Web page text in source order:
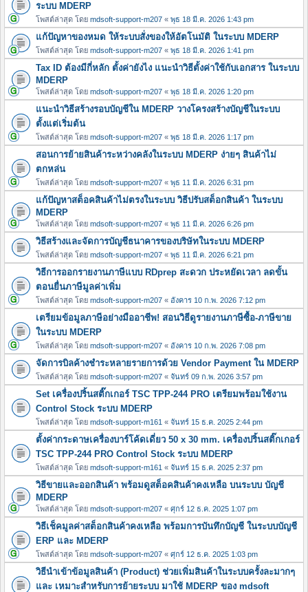
ระบบ MDERP
โพสต์ล่าสุด โดย mdsoft-support-m207 « พุธ 18 มี.ค. 2026 1:43 pm
แก้ปัญหาของหมด ให้ระบบสั่งของให้อัตโนมัติ ในระบบ MDERP
โพสต์ล่าสุด โดย mdsoft-support-m207 « พุธ 18 มี.ค. 2026 1:41 pm
Tax ID ต้องมีกี่หลัก ตั้งค่ายังไง แนะนำวิธีตั้งค่าใช้กับเอกสาร ในระบบ
MDERP
โพสต์ล่าสุด โดย mdsoft-support-m207 « พุธ 18 มี.ค. 2026 1:20 pm
แนะนำวิธีสร้างรอบบัญชีใน MDERP วางโครงสร้างบัญชีในระบบ
ตั้งแต่เริ่มต้น
โพสต์ล่าสุด โดย mdsoft-support-m207 « พุธ 18 มี.ค. 2026 1:17 pm
สอนการย้ายสินค้าระหว่างคลังในระบบ MDERP ง่ายๆ สินค้าไม่
ตกหล่น
โพสต์ล่าสุด โดย mdsoft-support-m207 « พุธ 11 มี.ค. 2026 6:31 pm
แก้ปัญหาสต็อคสินค้าไม่ตรงในระบบ วิธีปรับสต็อกสินค้า ในระบบ
MDERP
โพสต์ล่าสุด โดย mdsoft-support-m207 « พุธ 11 มี.ค. 2026 6:26 pm
วิธีสร้างและจัดการบัญชีธนาคารของบริษัทในระบบ MDERP
โพสต์ล่าสุด โดย mdsoft-support-m207 « พุธ 11 มี.ค. 2026 6:21 pm
วิธีการออกรายงานภาษีแบบ RDprep สะดวก ประหยัดเวลา ลดขั้น
ตอนยื่นภาษีมูลค่าเพิ่ม
โพสต์ล่าสุด โดย mdsoft-support-m207 « อังคาร 10 ก.พ. 2026 7:12 pm
เตรียมข้อมูลภาษีอย่างมืออาชีพ! สอนวิธีดูรายงานภาษีซื้อ-ภาษีขาย
ในระบบ MDERP
โพสต์ล่าสุด โดย mdsoft-support-m207 « อังคาร 10 ก.พ. 2026 7:08 pm
จัดการบิลค้างชำระหลายรายการด้วย Vendor Payment ใน MDERP
โพสต์ล่าสุด โดย mdsoft-support-m207 « จันทร์ 09 ก.พ. 2026 3:57 pm
Set เครื่องปริ้นสติ๊กเกอร์ TSC TPP-244 PRO เตรียมพร้อมใช้งาน
Control Stock ระบบ MDERP
โพสต์ล่าสุด โดย mdsoft-support-m161 « จันทร์ 15 ธ.ค. 2025 2:44 pm
ตั้งค่ากระดาษเครื่องบาร์โค้ดเดี่ยว 50 x 30 mm. เครื่องปริ้นสติ๊กเกอร์
TSC TPP-244 PRO Control Stock ระบบ MDERP
โพสต์ล่าสุด โดย mdsoft-support-m161 « จันทร์ 15 ธ.ค. 2025 2:37 pm
วิธีขายและออกสินค้า พร้อมดูสต็อคสินค้าคงเหลือ บนระบบ บัญชี
MDERP
โพสต์ล่าสุด โดย mdsoft-support-m207 « ศุกร์ 12 ธ.ค. 2025 1:07 pm
วิธีเช็คมูลค่าสต็อกสินค้าคงเหลือ พร้อมการบันทึกบัญชี ในระบบบัญชี
ERP และ MDERP
โพสต์ล่าสุด โดย mdsoft-support-m207 « ศุกร์ 12 ธ.ค. 2025 1:03 pm
วิธีนำเข้าข้อมูลสินค้า (Product) ช่วยเพิ่มสินค้าในระบบครั้งละมากๆ
และ เหมาะสำหรับการย้ายระบบ มาใช้ MDERP ของ mdsoft